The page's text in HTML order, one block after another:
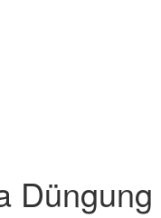
Düngung